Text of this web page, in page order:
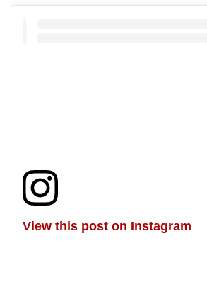
View this post on Instagram